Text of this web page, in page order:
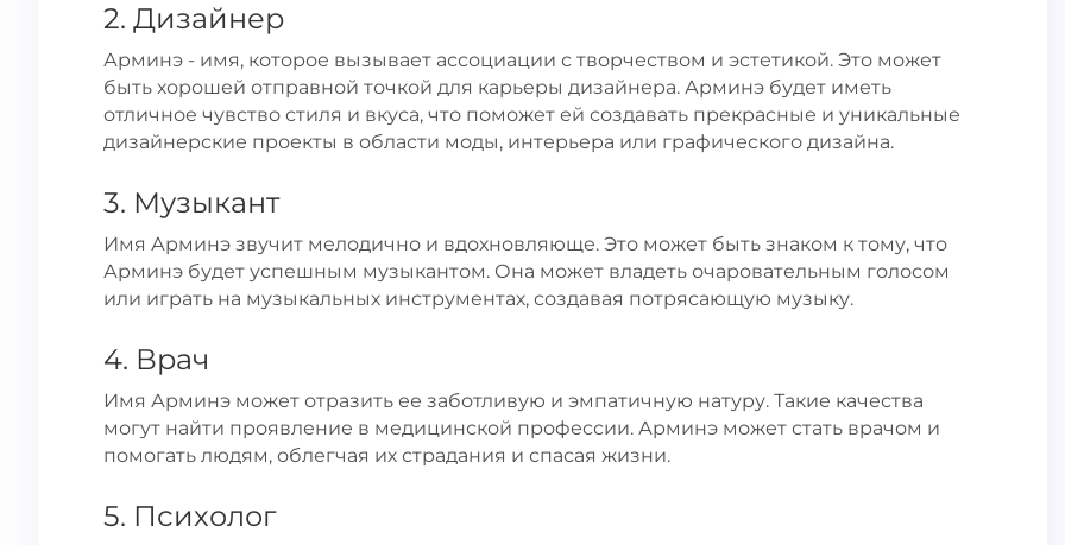
2. Дизайнер
Арминэ - имя, которое вызывает ассоциации с творчеством и эстетикой. Это может
быть хорошей отправной точкой для карьеры дизайнера. Арминэ будет иметь
отличное чувство стиля и вкуса, что поможет ей создавать прекрасные и уникальные
дизайнерские проекты в области моды, интерьера или графического дизайна.
3. Музыкант
Имя Арминэ звучит мелодично и вдохновляюще. Это может быть знаком к тому, что
Арминэ будет успешным музыкантом. Она может владеть очаровательным голосом
или играть на музыкальных инструментах, создавая потрясающую музыку.
4. Врач
Имя Арминэ может отразить ее заботливую и эмпатичную натуру. Такие качества
могут найти проявление в медицинской профессии. Арминэ может стать врачом и
помогать людям, облегчая их страдания и спасая жизни.
5. Психолог